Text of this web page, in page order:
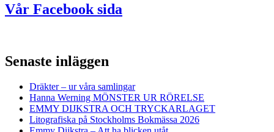
Vår Facebook sida
Senaste inläggen
Dräkter – ur våra samlingar
Hanna Werning MÖNSTER UR RÖRELSE
EMMY DIJKSTRA OCH TRYCKARLAGET
Litografiska på Stockholms Bokmässa 2026